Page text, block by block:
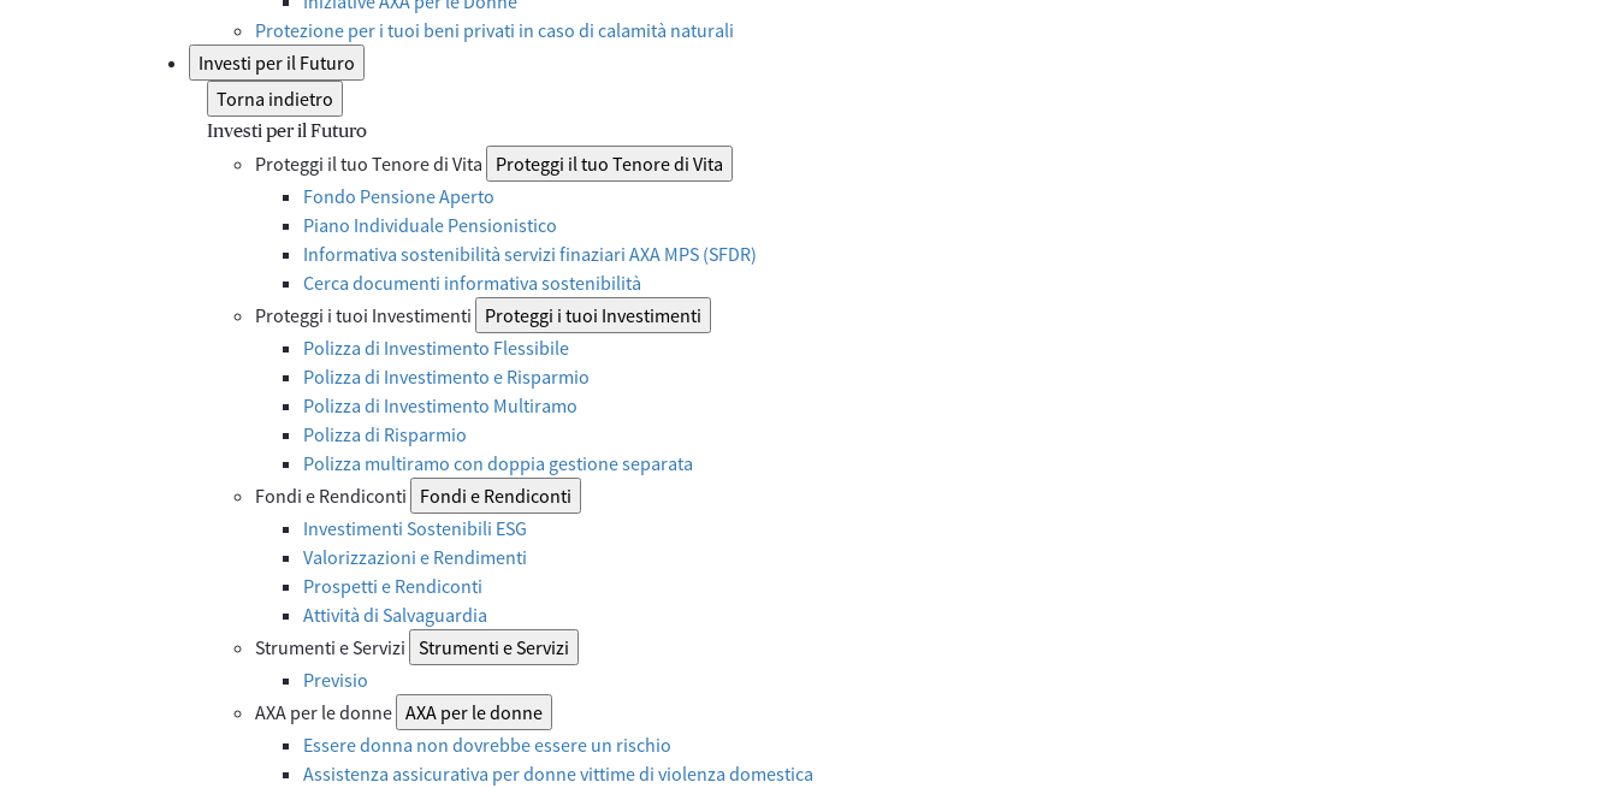
Protezione per i tuoi beni privati in caso di calamità naturali
Investi per il Futuro
Torna indietro
Investi per il Futuro
Proteggi il tuo Tenore di Vita
Proteggi il tuo Tenore di Vita
Fondo Pensione Aperto
Piano Individuale Pensionistico
Informativa sostenibilità servizi finaziari AXA MPS (SFDR)
Cerca documenti informativa sostenibilità
Proteggi i tuoi Investimenti
Proteggi i tuoi Investimenti
Polizza di Investimento Flessibile
Polizza di Investimento e Risparmio
Polizza di Investimento Multiramo
Polizza di Risparmio
Polizza multiramo con doppia gestione separata
Fondi e Rendiconti
Fondi e Rendiconti
Investimenti Sostenibili ESG
Valorizzazioni e Rendimenti
Prospetti e Rendiconti
Attività di Salvaguardia
Strumenti e Servizi Strumenti e Servizi
Previsio
AXA per le donne AXA per le donne
Essere donna non dovrebbe essere un rischio
Assistenza assicurativa per donne vittime di violenza domestica